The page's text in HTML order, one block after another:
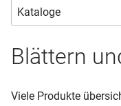
Blättern
Viele Produkte